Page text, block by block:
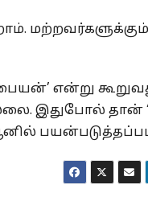
என்று
இதுபோல் தான்